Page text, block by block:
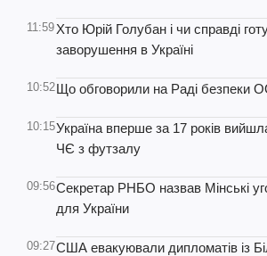
11:59 Хто Юрій Голубан і чи справді
заворушення в Україні
10:52Що обговорили на Раді безпеки
10:15Україна вперше за 17 років
ЧЄ з футзалу
09:56Секретар РНБО назвав Мінські
для України
09:27США евакуювали дипломатів із